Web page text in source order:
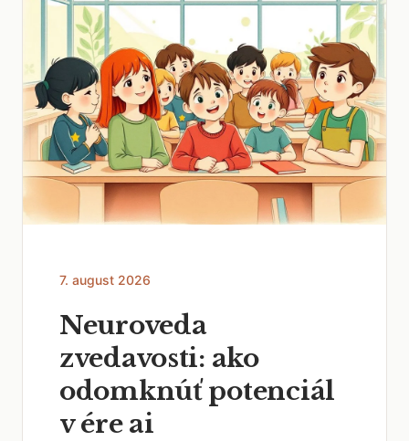
7. august 2026
Neuroveda
zvedavosti: ako
odomknúť potenciál
v ére ai